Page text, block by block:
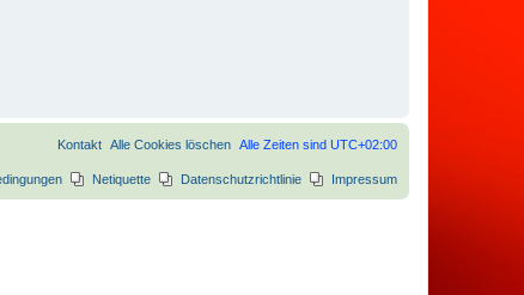
Alle Zeiten sind UTC+02:00
Alle Cookies löschen
Kontakt
Impressum
Datenschutzrichtlinie
Netiquette